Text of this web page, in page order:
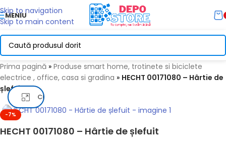
Skip to navigation
Skip to main content
MENIU
Prima pagină » Produse smart home, trotinete si biciclete
electrice , office, casa si gradina » HECHT 00171080 – Hârtie de
șlefuit
-7%
Click pentru a mari
HECHT 00171080 – Hârtie de șlefuit